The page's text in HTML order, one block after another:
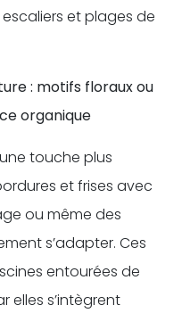
et plages de
: motifs floraux ou
organique
touche plus
et frises avec
ou même des
s’adapter. Ces
entourées de
elles s’intègrent